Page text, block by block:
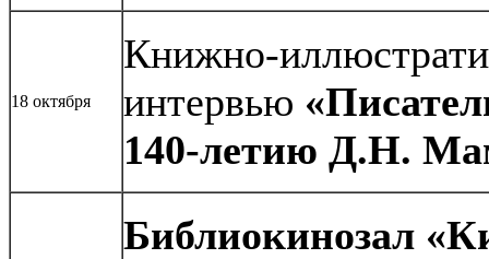
18 октября
Книжно-
интервью
140-летию Д.Н.
Библиокинозал